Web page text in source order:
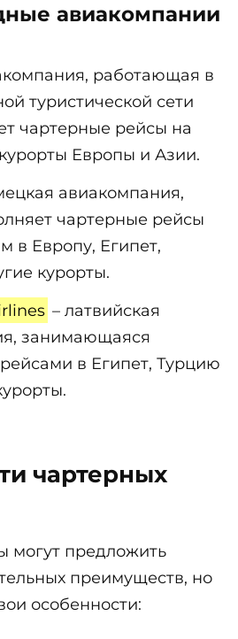
авиакомпании
работающая в
туристической сети
чартерные рейсы на
Европы и Азии.
авиакомпания,
чартерные рейсы
в Европу, Египет,
курорты.
– латвийская
занимающаяся
в Египет, Турцию
чартерных
могут предложить
преимуществ, но
особенности: